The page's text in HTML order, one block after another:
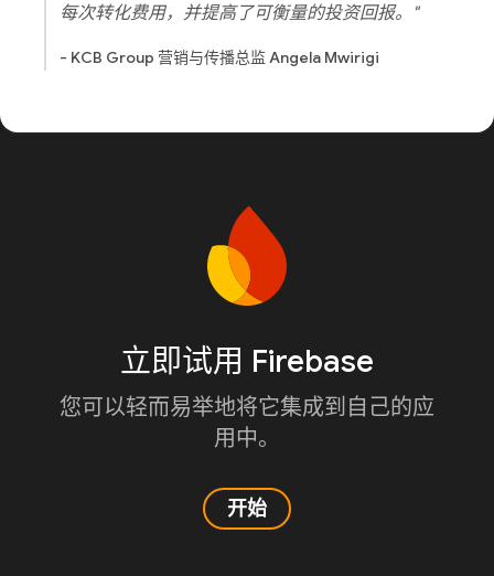
每次转化费用，并提高了可衡量的投资回报。"
- KCB Group 营销与传播总监 Angela Mwirigi
立即试用 Firebase
您可以轻而易举地将它集成到自己的应
用中。
开始